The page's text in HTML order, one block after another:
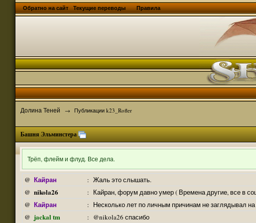
Обратно на сайт Текущие переводы Правила
Долина Теней → Публикации k23_Rofler
Башня Эльминстера
Трёп, флейм и флуд. Все дела.
@ Кайран : Жаль это слышать.
@ nikola26 : Кайран, форум давно умер ( Времена другие, все в
@ Кайран : Несколько лет по личным причинам не заглядывал
@ jackal tm : @nikola26 спасибо